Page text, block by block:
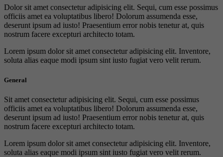
Dolor sit amet consectetur adipisicing elit. Sequi, cum esse possimus
officiis amet ea voluptatibus libero! Dolorum assumenda esse,
deserunt ipsum ad iusto! Praesentium error nobis tenetur at, quis
nostrum facere excepturi architecto totam.
Lorem ipsum dolor sit amet consectetur adipisicing elit. Inventore,
soluta alias eaque modi ipsum sint iusto fugiat vero velit rerum.
General
Sit amet consectetur adipisicing elit. Sequi, cum esse possimus
officiis amet ea voluptatibus libero! Dolorum assumenda esse,
deserunt ipsum ad iusto! Praesentium error nobis tenetur at, quis
nostrum facere excepturi architecto totam.
Lorem ipsum dolor sit amet consectetur adipisicing elit. Inventore,
soluta alias eaque modi ipsum sint iusto fugiat vero velit rerum.